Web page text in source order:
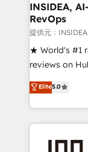
INSIDEA,
RevOps
提供元：
★ World's #1
reviews on
Certified
1,500+
First,
Company of the
Elite5.0